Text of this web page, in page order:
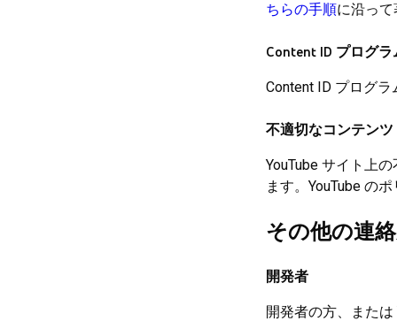
ちらの手順に沿っ
Content ID プログラ
Content ID プログ
不適切なコンテンツ
YouTube サイト上
ます。YouTube の
その他の連
開発者
開発者の方、また